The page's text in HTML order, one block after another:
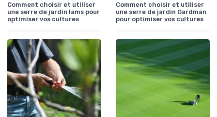
Comment choisir et utiliser
une serre de jardin lams pour
optimiser vos cultures
Comment choisir et utiliser
une serre de jardin Gardman
pour optimiser vos cultures